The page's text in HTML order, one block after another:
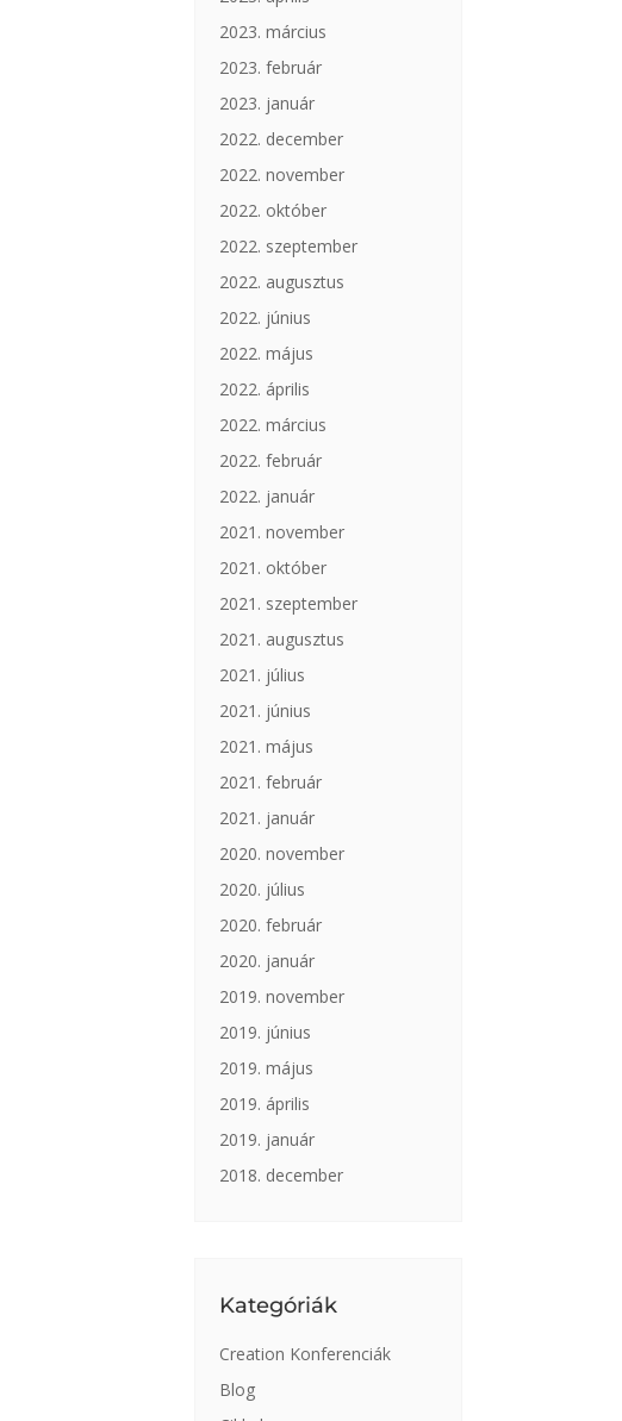
2023. március
2023. február
2023. január
2022. december
2022. november
2022. október
2022. szeptember
2022. augusztus
2022. június
2022. május
2022. április
2022. március
2022. február
2022. január
2021. november
2021. október
2021. szeptember
2021. augusztus
2021. július
2021. június
2021. május
2021. február
2021. január
2020. november
2020. július
2020. február
2020. január
2019. november
2019. június
2019. május
2019. április
2019. január
2018. december
Kategóriák
Creation Konferenciák
Blog